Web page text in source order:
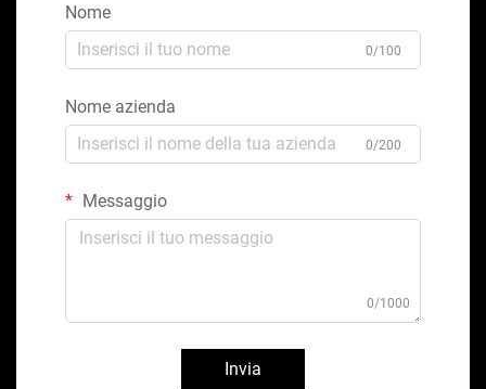
Nome
0/100
Nome azienda
0/200
Messaggio
0/1000
Invia